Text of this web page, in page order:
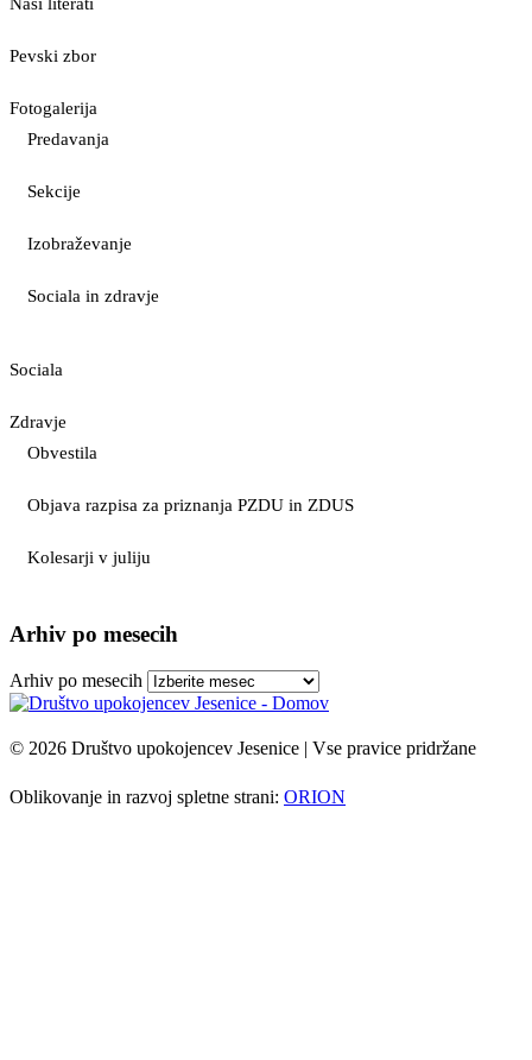
Pevski zbor
Fotogalerija
Predavanja
Sekcije
Izobraževanje
Sociala in zdravje
Sociala
Zdravje
Obvestila
Objava razpisa za priznanja PZDU in ZDUS
Kolesarji v juliju
Arhiv po mesecih
Arhiv po mesecih
© 2026 Društvo upokojencev Jesenice | Vse pravice pridržane
Oblikovanje in razvoj spletne strani: ORION